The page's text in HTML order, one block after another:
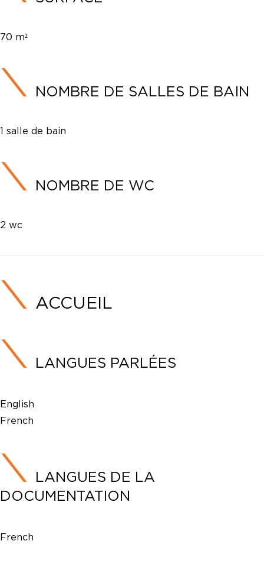
70 m²
NOMBRE DE SALLES DE BAIN
1 salle de bain
NOMBRE DE WC
2 wc
ACCUEIL
LANGUES PARLÉES
English
French
LANGUES DE LA
DOCUMENTATION
French